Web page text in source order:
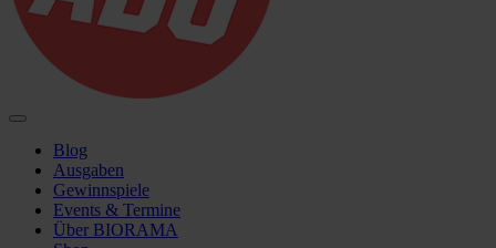
Blog
Ausgaben
Gewinnspiele
Events & Termine
Über BIORAMA